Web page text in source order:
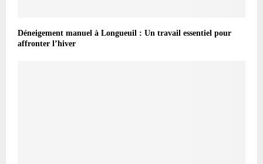
Déneigement manuel à Longueuil : Un travail essentiel pour
affronter l’hiver